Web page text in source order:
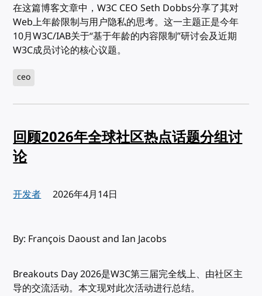
在这篇博客文章中，W3C CEO Seth Dobbs分享了其对
Web上年龄限制与用户隐私的思考。这一主题正是今年
10月W3C/IAB关于“基于年龄的内容限制”研讨会及近期
W3C成员讨论的核心议题。
ceo
回顾2026年全球社区热点话题分组讨
论
开发者 发布:
2026年4月14日
By: François Daoust and Ian Jacobs
Breakouts Day 2026是W3C第三届完全线上、由社区主
导的交流活动。本文现对此次活动进行总结。